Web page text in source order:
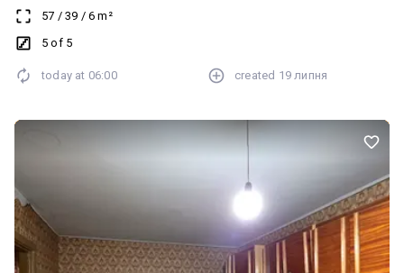
57 / 39 / 6 m²
5 of 5
today at 06:00 created 19 липня